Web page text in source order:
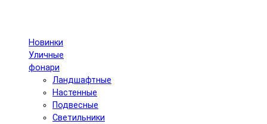
Новинки
Уличные
фонари
Ландшафтные
Настенные
Подвесные
Светильники